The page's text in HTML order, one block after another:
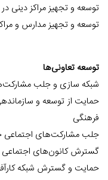
توسعه و تجهیز مراکز دینی
توسعه و تجهیز مدارس و
توسعه تعاونی‌ها
شبکه سازی و جلب
حمایت از توسعه و
فرهنگی
جلب مشارکت‌های اجتماعی
گسترش کانون‌های
حمایت و گسترش شبکه